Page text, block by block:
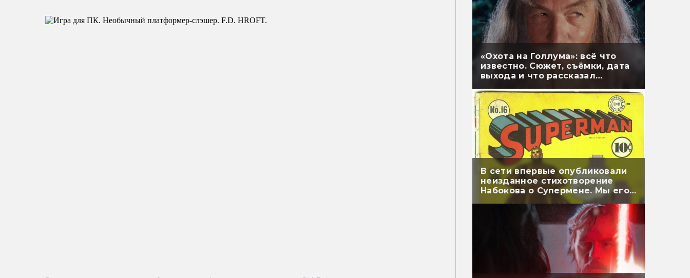
«Охота на Голлума»: всё что
известно. Сюжет, съёмки, дата
выхода и что рассказал
В сети впервые опубликовали
неизданное стихотворение
Набокова о Супермене. Мы его
перевели